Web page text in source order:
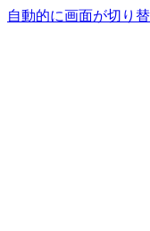
自動的に画面が切り